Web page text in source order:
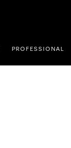
PROFESSIONAL